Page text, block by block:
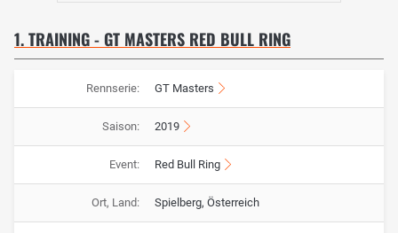
1. TRAINING - GT MASTERS RED BULL RING
Rennserie: GT Masters
Saison: 2019
Event: Red Bull Ring
Ort, Land: Spielberg, Österreich